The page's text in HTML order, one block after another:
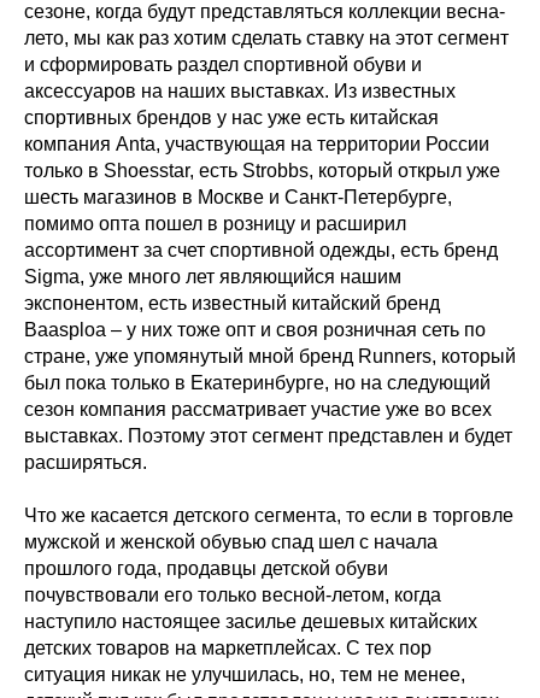
сезоне, когда будут представляться коллекции весна-
лето, мы как раз хотим сделать ставку на этот сегмент
и сформировать раздел спортивной обуви и
аксессуаров на наших выставках. Из известных
спортивных брендов у нас уже есть китайская
компания Anta, участвующая на территории России
только в Shoesstar, есть Strobbs, который открыл уже
шесть магазинов в Москве и Санкт-Петербурге,
помимо опта пошел в розницу и расширил
ассортимент за счет спортивной одежды, есть бренд
Sigma, уже много лет являющийся нашим
экспонентом, есть известный китайский бренд
Baasploa – у них тоже опт и своя розничная сеть по
стране, уже упомянутый мной бренд Runners, который
был пока только в Екатеринбурге, но на следующий
сезон компания рассматривает участие уже во всех
выставках. Поэтому этот сегмент представлен и будет
расширяться.
Что же касается детского сегмента, то если в торговле
мужской и женской обувью спад шел с начала
прошлого года, продавцы детской обуви
почувствовали его только весной-летом, когда
наступило настоящее засилье дешевых китайских
детских товаров на маркетплейсах. С тех пор
ситуация никак не улучшилась, но, тем не менее,